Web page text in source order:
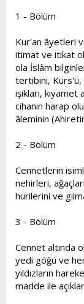
a
1 - Bölüm
Kur'an âyetleri
itimat ve itikat
ola İslâm
tertibini, Kürs'ü,
ışıkları,
cihanın harap
âleminin
2 - Bölüm
Cennetlerin
nehirleri,
hurilerini ve
3 - Bölüm
Cennet altında
yedi göğü ve
yıldızların
madde ile